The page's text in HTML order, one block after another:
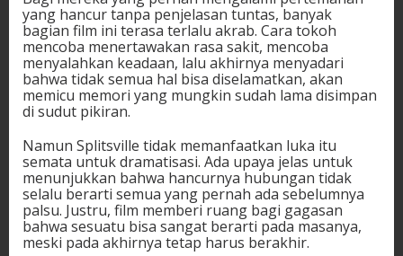
yang hancur tanpa penjelasan tuntas, banyak
bagian film ini terasa terlalu akrab. Cara tokoh
mencoba menertawakan rasa sakit, mencoba
menyalahkan keadaan, lalu akhirnya menyadari
bahwa tidak semua hal bisa diselamatkan, akan
memicu memori yang mungkin sudah lama disimpan
di sudut pikiran.
Namun Splitsville tidak memanfaatkan luka itu
semata untuk dramatisasi. Ada upaya jelas untuk
menunjukkan bahwa hancurnya hubungan tidak
selalu berarti semua yang pernah ada sebelumnya
palsu. Justru, film memberi ruang bagi gagasan
bahwa sesuatu bisa sangat berarti pada masanya,
meski pada akhirnya tetap harus berakhir.